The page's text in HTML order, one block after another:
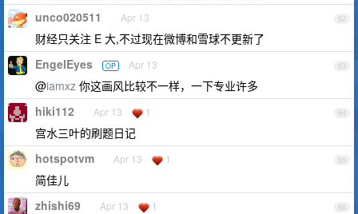
62
unco020511 Apr 13
财经只关注 E 大,不过现在微博和雪球不更新了
63
EngelEyes OP Apr 13
@iamxz 你这画风比较不一样，一下专业许多
64
hiki112 Apr 13 1
宫水三叶的刷题日记
65
hotspotvm Apr 13 1
简佳儿
66
zhishi69 Apr 13 1